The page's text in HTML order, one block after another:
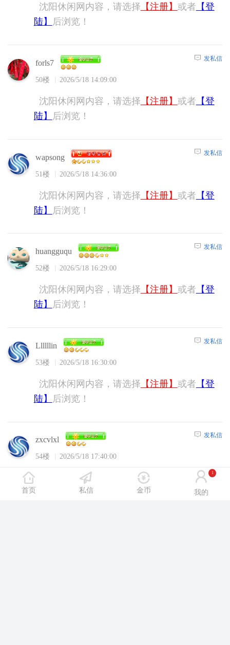
沈阳休闲网内容，请选择 【注册】 或者 【登
陆】
后浏览！
forls7
50楼 2026/5/18 14:09:00
发私信
沈阳休闲网内容，请选择 【注册】 或者 【登
陆】
后浏览！
wapsong
51楼 2026/5/18 14:36:00
发私信
沈阳休闲网内容，请选择 【注册】 或者 【登
陆】
后浏览！
huangguqu
52楼 2026/5/18 16:29:00
发私信
沈阳休闲网内容，请选择 【注册】 或者 【登
陆】
后浏览！
Llllllin
53楼 2026/5/18 16:30:00
发私信
沈阳休闲网内容，请选择 【注册】 或者 【登
陆】
后浏览！
zxcvlxl
54楼 2026/5/18 17:40:00
发私信
沈阳休闲网内容，请选择【注册】 或者【登
陆】
后浏览！
首页 私信 金币 我的
1